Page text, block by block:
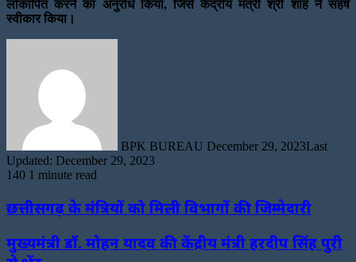
लोकार्पित करने का अनुरोध किया, जिसे केंद्रीय मंत्री श्री शाह ने सहर्ष
स्वीकार किया।
BPK BUREAU December 29, 2023Last
Updated: December 29, 2023
140 1 minute read
छत्तीसगढ़ के मंत्रियों को मिली विभागों की जिम्मेदारी
मुख्यमंत्री डॉ. मोहन यादव की केंद्रीय मंत्री हरदीप सिंह पुरी